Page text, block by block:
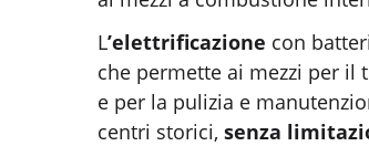
L’elettrificazione con
che permette ai mezzi per il
e per la pulizia e
centri storici, senza